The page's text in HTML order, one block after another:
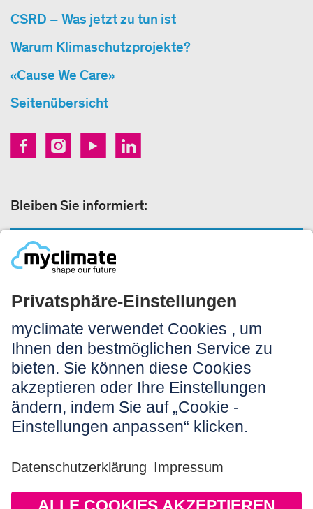
CSRD – Was jetzt zu tun ist
Warum Klimaschutzprojekte?
«Cause We Care»
Seitenübersicht
Bleiben Sie informiert:
Rechtliches:
Impressum
Nutzungshinweis
AGB
Datenschutz
Barrierefreiheit